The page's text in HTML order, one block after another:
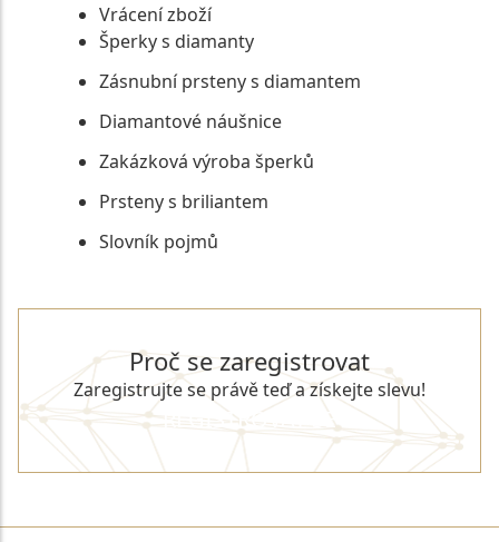
Vrácení zboží
Šperky s diamanty
Zásnubní prsteny s diamantem
Diamantové náušnice
Zakázková výroba šperků
Prsteny s briliantem
Slovník pojmů
Proč se zaregistrovat
Zaregistrujte se právě teď a získejte slevu!
REGISTROVAT SE